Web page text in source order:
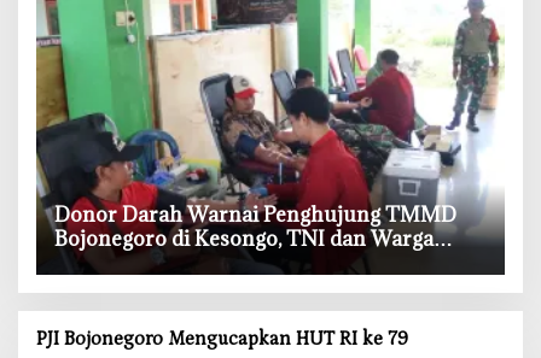
‎Donor Darah Warnai Penghujung TMMD
Bojonegoro di Kesongo, TNI dan Warga
Bergerak untuk Kemanusiaan
PJI Bojonegoro Mengucapkan HUT RI ke 79